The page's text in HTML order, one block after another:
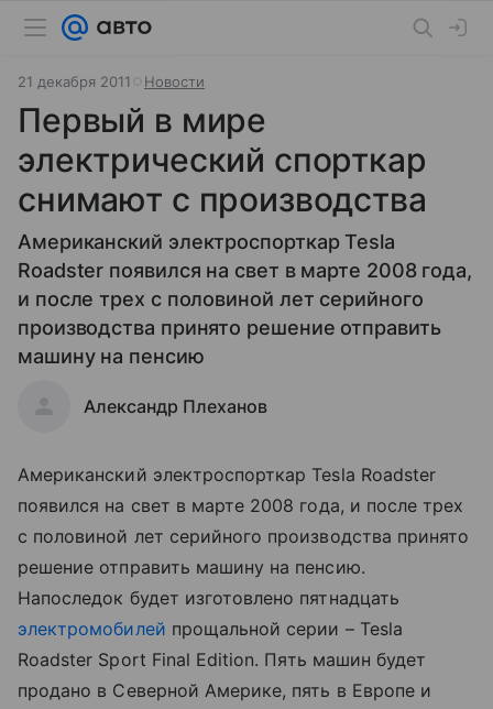
21 декабря 2011 Новости
Первый в мире
электрический спорткар
снимают с производства
Американский электроспорткар Tesla
Roadster появился на свет в марте 2008 года,
и после трех с половиной лет серийного
производства принято решение отправить
машину на пенсию
Александр Плеханов
Американский электроспорткар Tesla Roadster
появился на свет в марте 2008 года, и после трех
с половиной лет серийного производства принято
решение отправить машину на пенсию.
Напоследок будет изготовлено пятнадцать
электромобилей прощальной серии – Tesla
Roadster Sport Final Edition. Пять машин будет
продано в Северной Америке, пять в Европе и